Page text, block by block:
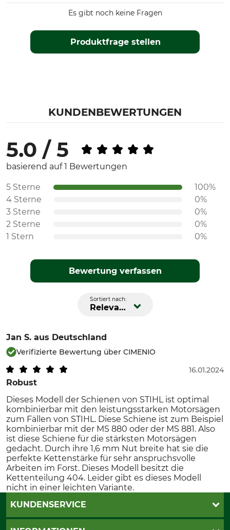
Produktfrage stellen
Es gibt noch keine Fragen
KUNDENBEWERTUNGEN
5.0 / 5
basierend auf 1 Bewertungen
5 Sterne
100%
4 Sterne
0%
3 Sterne
0%
2 Sterne
0%
1 Stern
0%
Bewertung verfassen
Sortiert nach:
Relevanz
Jan S. aus Deutschland
Verifizierte Bewertung über CIMENIO
Robust
16.01.2024
Dieses Modell der Schienen von STIHL ist optimal
kombinierbar mit den leistungsstarken Motorsägen
zum Fällen von STIHL. Diese Schiene ist zum Beispiel
kombinierbar mit der MS 880 oder der MS 881. Also
ist diese Schiene für die stärksten Motorsägen
gedacht. Durch ihre 1,6 mm Nut breite hat sie die
perfekte Kettenstärke für sehr anspruchsvolle
Arbeiten im Forst. Dieses Modell besitzt die
Kettenteilung 404. Leider gibt es dieses Modell
nicht in einer leichten Variante.
KUNDENSERVICE
Live-Shopping